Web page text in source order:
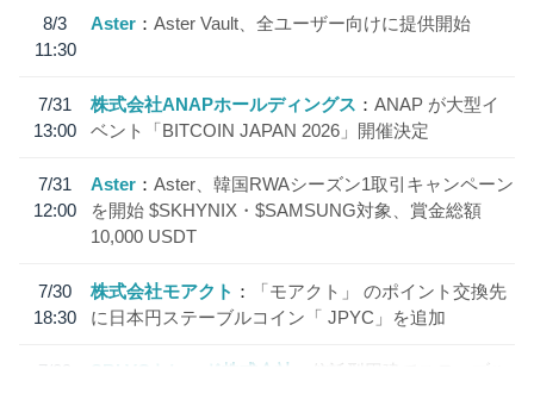
8/3
11:30
Aster Aster Vault、全ユーザー向けに提供開始
7/31
13:00
株式会社ANAPホールディングス
ANAP が大型イ
ベント「BITCOIN JAPAN 2026」開催決定
7/31
12:00
Aster
Aster、韓国RWAシーズン1取引キャンペーン
を開始 $SKHYNIX・$SAMSUNG対象、賞金総額
10,000 USDT
7/30
18:30
株式会社モアクト
「モアクト」 のポイント交換先
に日本円ステーブルコイン「 JPYC」を追加
7/29
SBI VCトレード株式会社
信託型円建てステーブル